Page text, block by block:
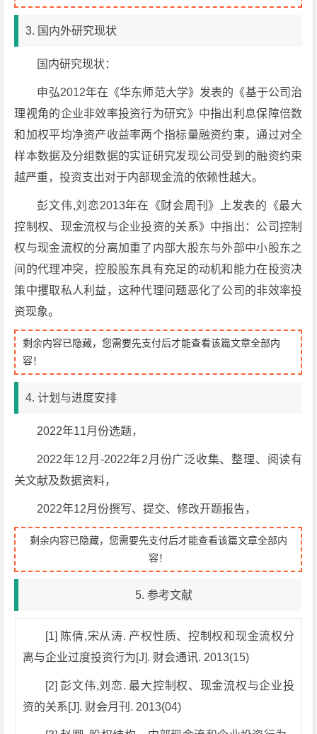
3. 国内外研究现状
国内研究现状：
申弘2012年在《华东师范大学》发表的《基于公司治
理视角的企业非效率投资行为研究》中指出利息保障倍数
和加权平均净资产收益率两个指标量融资约束，通过对全
样本数据及分组数据的实证研究发现公司受到的融资约束
越严重，投资支出对于内部现金流的依赖性越大。
彭文伟,刘恋2013年在《财会周刊》上发表的《最大
控制权、现金流权与企业投资的关系》中指出：公司控制
权与现金流权的分离加重了内部大股东与外部中小股东之
间的代理冲突，控股股东具有充足的动机和能力在投资决
策中攫取私人利益，这种代理问题恶化了公司的非效率投
资现象。
剩余内容已隐藏，您需要先支付后才能查看该篇文章全部内
容！
4. 计划与进度安排
2022年11月份选题，
2022年12月-2022年2月份广泛收集、整理、阅读有
关文献及数据资料，
2022年12月份撰写、提交、修改开题报告，
剩余内容已隐藏，您需要先支付后才能查看该篇文章全部内
容！
5. 参考文献
[1] 陈倩,宋从涛. 产权性质、控制权和现金流权分
离与企业过度投资行为[J]. 财会通讯. 2013(15)
[2] 彭文伟,刘恋. 最大控制权、现金流权与企业投
资的关系[J]. 财会月刊. 2013(04)